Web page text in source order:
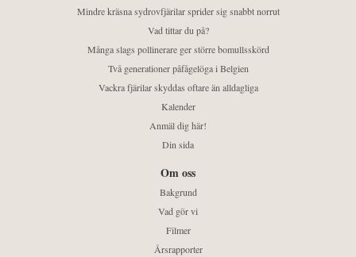
Mindre kräsna sydrovfjärilar sprider sig snabbt norrut
Vad tittar du på?
Många slags pollinerare ger större bomullsskörd
Två generationer påfågelöga i Belgien
Vackra fjärilar skyddas oftare än alldagliga
Kalender
Anmäl dig här!
Din sida
Om oss
Bakgrund
Vad gör vi
Filmer
Årsrapporter